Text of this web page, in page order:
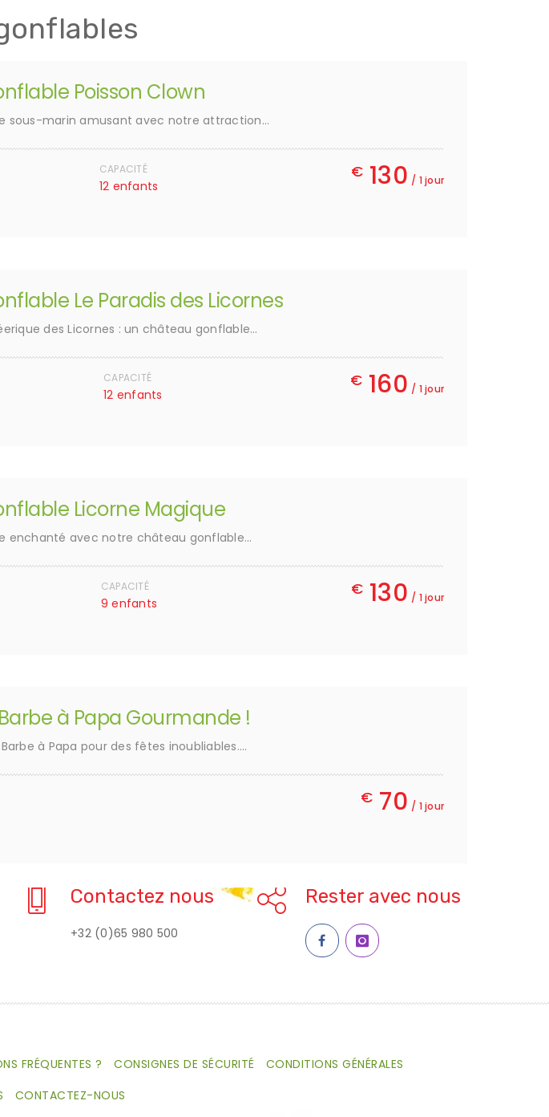
Poisson Clown
sous-marin amusant avec notre attraction…
CAPACITÉ
12 enfants
€130 / 1 jour
Le Paradis des Licornes
des Licornes : un château gonflable…
CAPACITÉ
12 enfants
€160 / 1 jour
Licorne Magique
enchanté avec notre château gonflable…
CAPACITÉ
9 enfants
€130 / 1 jour
à Papa Gourmande !
à Papa pour des fêtes inoubliables….
€ 70 / 1 jour
Contactez nous
+32 (0)65 980 500
Rester avec nous
FRÉQUENTES ? CONSIGNES DE SÉCURITÉ
CONDITIONS GÉNÉRALES
CONTACTEZ-NOUS